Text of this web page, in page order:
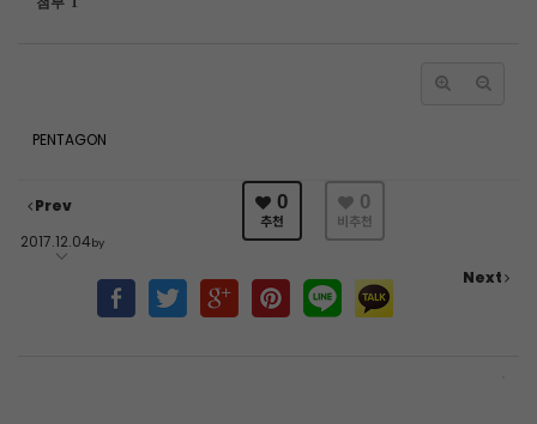
PENTAGON
Prev
2017.12.04by
Next
0
추천
0
비추천